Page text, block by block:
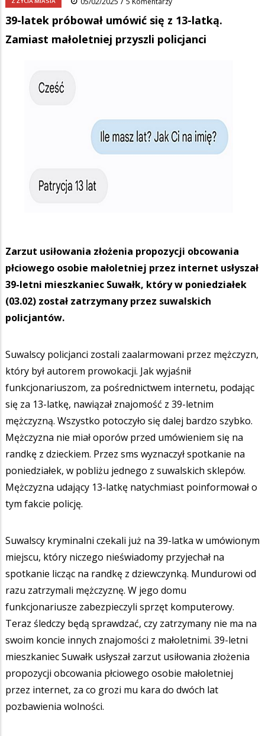
39-latek próbował umówić się z 13-latką.
Zamiast małoletniej przyszli policjanci
Zarzut usiłowania złożenia propozycji obcowania
płciowego osobie małoletniej przez internet usłyszał
39-letni mieszkaniec Suwałk, który w poniedziałek
(03.02) został zatrzymany przez suwalskich
policjantów.
Suwalscy policjanci zostali zaalarmowani przez mężczyzn,
który był autorem prowokacji. Jak wyjaśnił
funkcjonariuszom, za pośrednictwem internetu, podając
się za 13-latkę, nawiązał znajomość z 39-letnim
mężczyzną. Wszystko potoczyło się dalej bardzo szybko.
Mężczyzna nie miał oporów przed umówieniem się na
randkę z dzieckiem. Przez sms wyznaczył spotkanie na
poniedziałek, w pobliżu jednego z suwalskich sklepów.
Mężczyzna udający 13-latkę natychmiast poinformował o
tym fakcie policję.
Suwalscy kryminalni czekali już na 39-latka w umówionym
miejscu, który niczego nieświadomy przyjechał na
spotkanie licząc na randkę z dziewczynką. Mundurowi od
razu zatrzymali mężczyznę. W jego domu
funkcjonariusze zabezpieczyli sprzęt komputerowy.
Teraz śledczy będą sprawdzać, czy zatrzymany nie ma na
swoim koncie innych znajomości z małoletnimi. 39-letni
mieszkaniec Suwałk usłyszał zarzut usiłowania złożenia
propozycji obcowania płciowego osobie małoletniej
przez internet, za co grozi mu kara do dwóch lat
pozbawienia wolności.